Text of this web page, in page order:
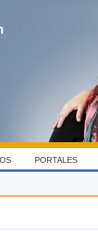
PORTALES